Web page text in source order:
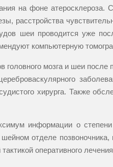
на фоне атеросклероза.
расстройства
шеи проводится уже
компьютерную
мозга и шеи
хирурга. Также
информации о
шейном отделе
оперативного